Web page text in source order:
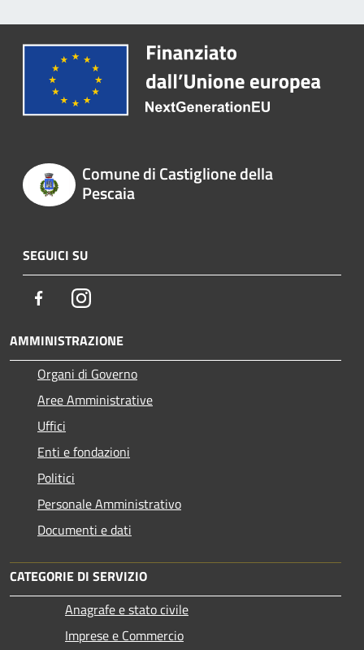
Comune di Castiglione della
Pescaia
SEGUICI SU
FacebookInstagram
AMMINISTRAZIONE
Organi di Governo
Aree Amministrative
Uffici
Enti e fondazioni
Politici
Personale Amministrativo
Documenti e dati
CATEGORIE DI SERVIZIO
Anagrafe e stato civile
Imprese e Commercio